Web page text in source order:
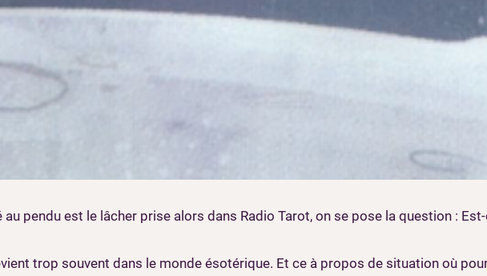
pendu est le lâcher prise alors dans Radio Tarot, on se pose la question :
trop souvent dans le monde ésotérique. Et ce à propos de situation où